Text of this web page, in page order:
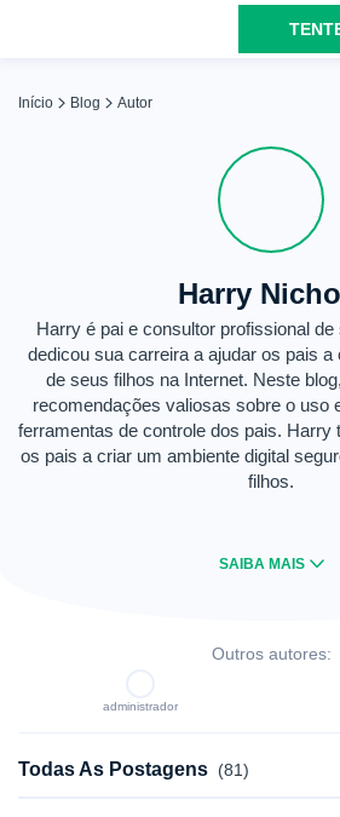
Início Blog Autor
Harry
Harry é pai e consultor profissional
dedicou sua carreira a ajudar os pais a
de seus filhos na Internet. Neste
recomendações valiosas sobre o uso
ferramentas de controle dos pais. Harry
os pais a criar um ambiente digital
filhos.
SAIBA MAIS
Outros autores:
administrador
Todas As Postagens (81)